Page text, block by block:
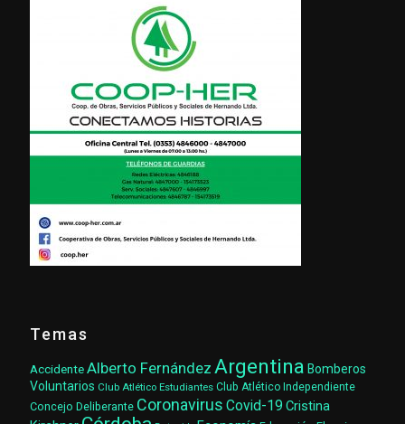
Temas
AccidenteAlberto Fernández Argentina Bomberos
Voluntarios Club Atlético Estudiantes Club Atlético Independiente
Concejo Deliberante Coronavirus Covid-19 Cristina